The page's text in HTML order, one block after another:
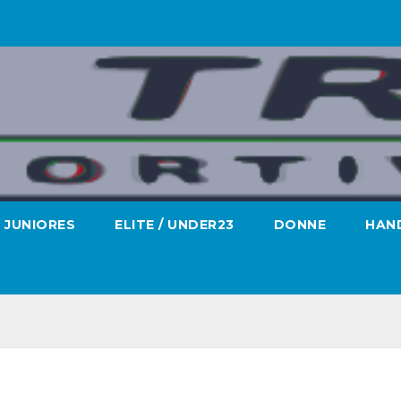
JUNIORES ELITE / UNDER23 DONNE